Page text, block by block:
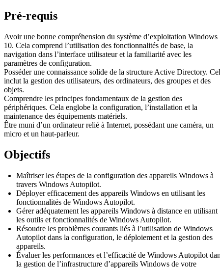
Pré-requis
Avoir une bonne compréhension du système d’exploitation Windows
10. Cela comprend l’utilisation des fonctionnalités de base, la
navigation dans l’interface utilisateur et la familiarité avec les
paramètres de configuration.
Posséder une connaissance solide de la structure Active Directory.
inclut la gestion des utilisateurs, des ordinateurs, des groupes et des
objets.
Comprendre les principes fondamentaux de la gestion des
périphériques. Cela englobe la configuration, l’installation et la
maintenance des équipements matériels.
Être muni d’un ordinateur relié à Internet, possédant une caméra, un
micro et un haut-parleur.
Objectifs
Maîtriser les étapes de la configuration des appareils Windows à
travers Windows Autopilot.
Déployer efficacement des appareils Windows en utilisant les
fonctionnalités de Windows Autopilot.
Gérer adéquatement les appareils Windows à distance en utilisant
les outils et fonctionnalités de Windows Autopilot.
Résoudre les problèmes courants liés à l’utilisation de Windows
Autopilot dans la configuration, le déploiement et la gestion des
appareils.
Évaluer les performances et l’efficacité de Windows Autopilot
la gestion de l’infrastructure d’appareils Windows de votre